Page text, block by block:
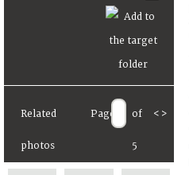
Related
photos
Page of
5
< >